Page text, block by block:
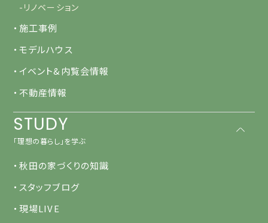
-リノベーション
・施工事例
・モデルハウス
・イベント&内覧会情報
・不動産情報
STUDY
「理想の暮らし」を学ぶ
・秋田の家づくりの知識
・スタッフブログ
・現場LIVE